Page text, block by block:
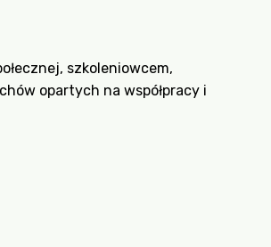
szkoleniowcem,
opartych na współpracy i